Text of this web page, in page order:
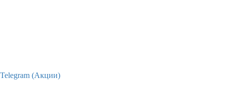
Telegram (Акции)